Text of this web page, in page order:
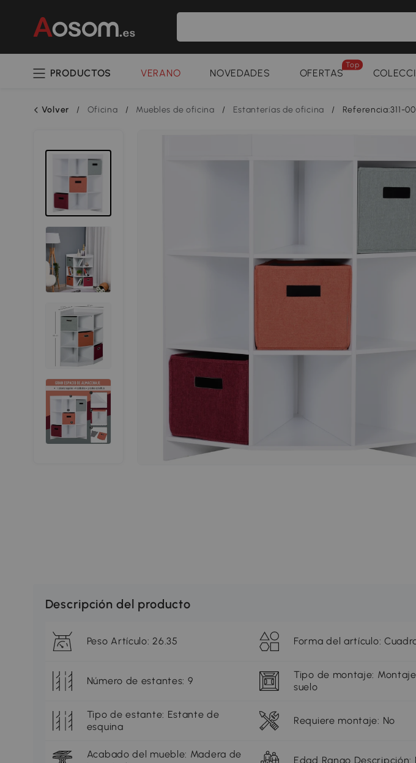
PRODUCTOS VERANO NOVEDADES OFERTAS
Top
Volver / Oficina / Muebles de oficina / Estanterías de oficina / Referencia:311-
Descripción del producto
Peso Artículo: 26.35 Forma del artículo:
Número de estantes: 9
Tipo de montaje:
suelo
Tipo de estante: Estante de
esquina
Requiere montaje: No
Acabado del mueble: Madera de
Edad Rango Descripción: